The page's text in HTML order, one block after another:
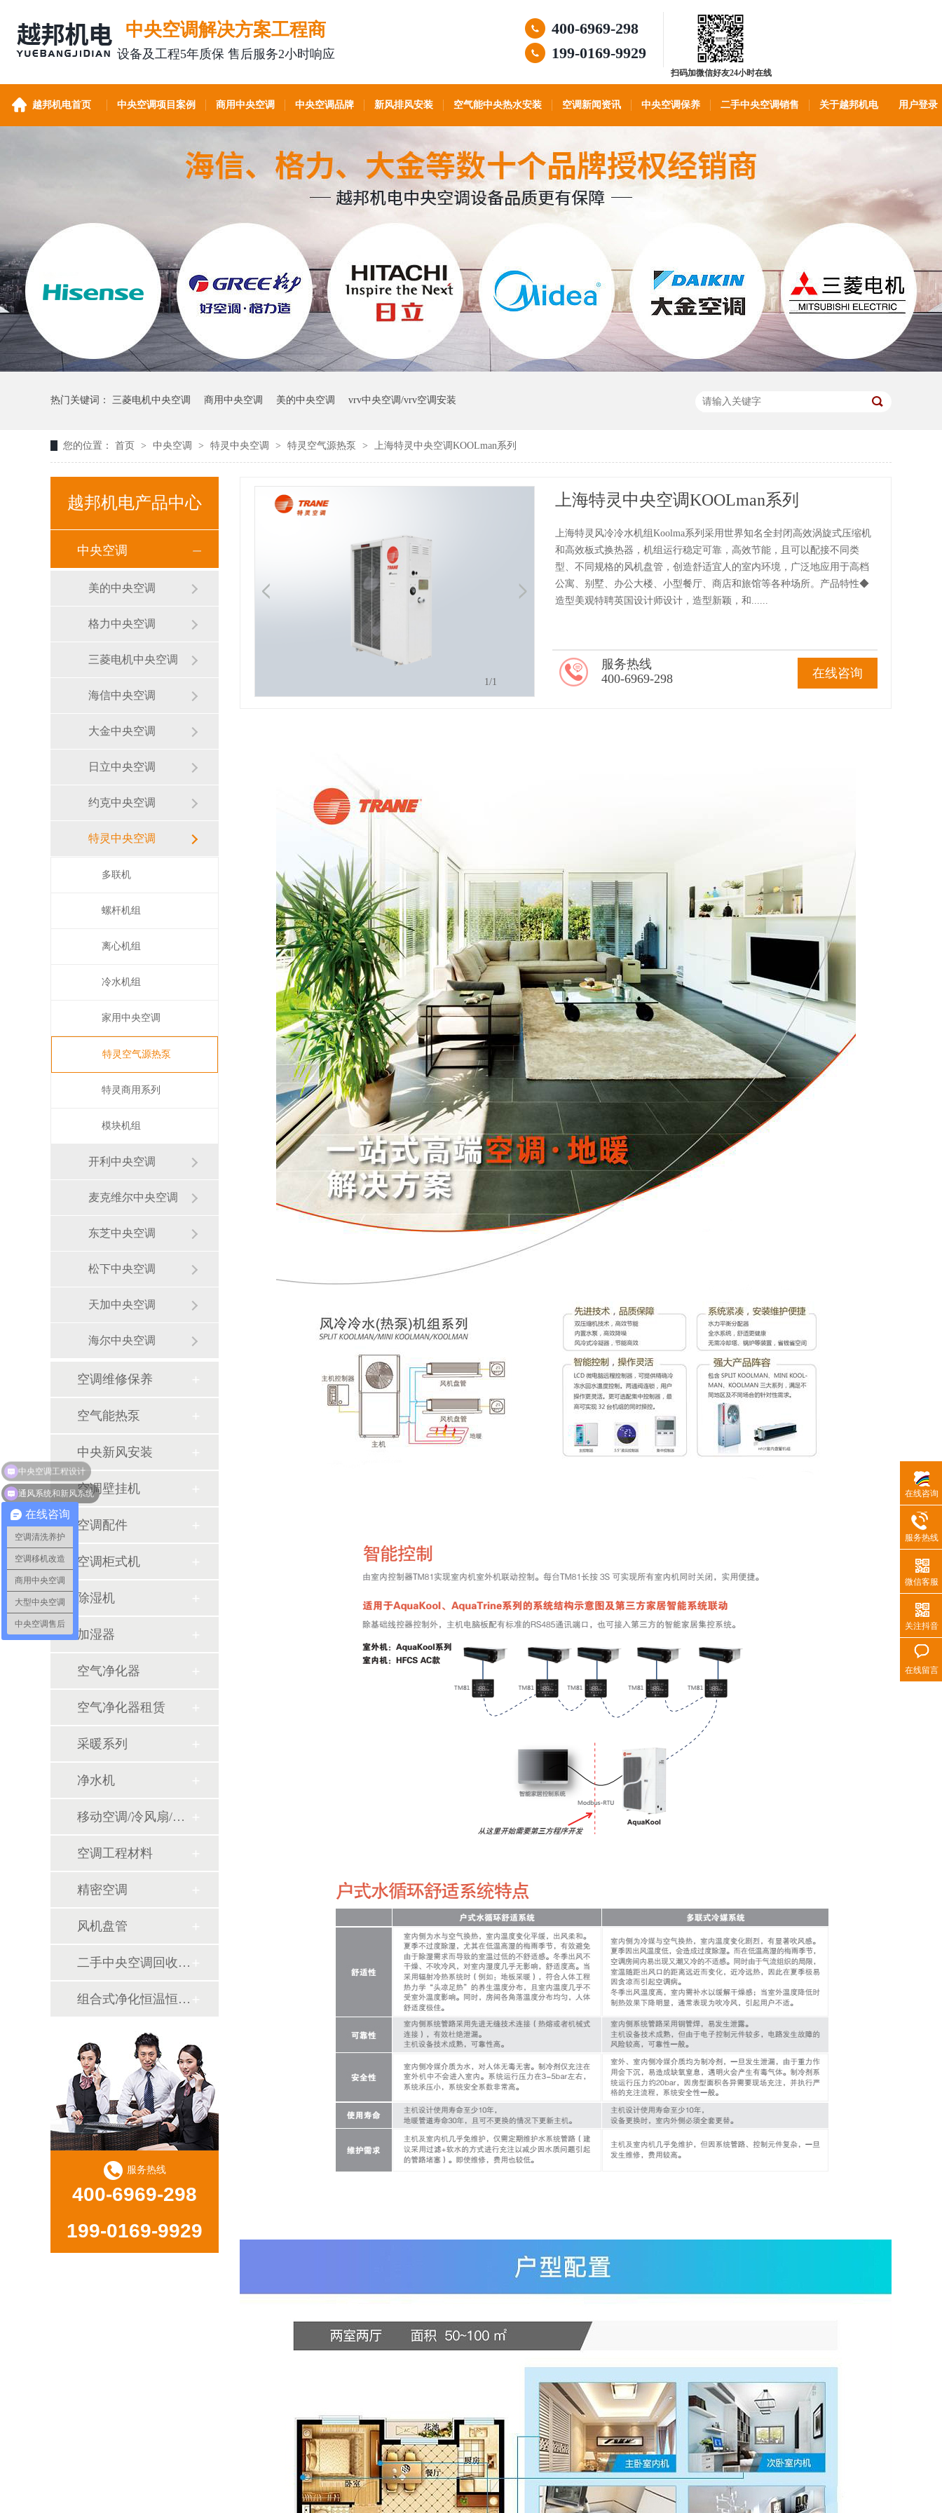
中央空调解决方案工程商
设备及工程5年质保 售后服务2小时响应
400-6969-298
199-0169-9929
扫码加微信好友24小时在线
越邦机电首页 中央空调项目案例 商用中央空调 中央空调品牌 新风排风安装 空气能中央热水安装 空调新闻资讯 中央空调保养 二手中央空调销售 关于越邦机电 用户登录
热门关键词： 三菱电机中央空调 商用中央空调 美的中央空调 vrv中央空调/vrv空调安装
您的位置： 首页 > 中央空调 > 特灵中央空调 > 特灵空气源热泵 > 上海特灵中央空调KOOLman系列
越邦机电产品中心
中央空调
美的中央空调
格力中央空调
三菱电机中央空调
海信中央空调
大金中央空调
日立中央空调
约克中央空调
特灵中央空调
多联机
螺杆机组
离心机组
冷水机组
家用中央空调
特灵空气源热泵
特灵商用系列
模块机组
开利中央空调
麦克维尔中央空调
东芝中央空调
松下中央空调
天加中央空调
海尔中央空调
空调维修保养
空气能热泵
中央新风安装
空调壁挂机
空调配件
空调柜式机
除湿机
加湿器
空气净化器
空气净化器租赁
采暖系列
净水机
移动空调/冷风扇/风幕机
空调工程材料
精密空调
风机盘管
二手中央空调回收销售
组合式净化恒温恒湿机
服务热线
400-6969-298
199-0169-9929
1/1
上海特灵中央空调KOOLman系列
上海特灵风冷冷水机组Koolma系列采用世界知名全封闭高效涡旋式压缩机
和高效板式换热器，机组运行稳定可靠，高效节能，且可以配接不同类
型、不同规格的风机盘管，创造舒适宜人的室内环境，广泛地应用于高档
公寓、别墅、办公大楼、小型餐厅、商店和旅馆等各种场所。产品特性◆
造型美观特聘英国设计师设计，造型新颖，和......
在线咨询
服务热线
400-6969-298
在线咨询
服务热线
微信客服
关注抖音
在线留言
在线咨询
空调清洗养护
空调移机改造
商用中央空调
大型中央空调
中央空调售后
通风系统和新风系统